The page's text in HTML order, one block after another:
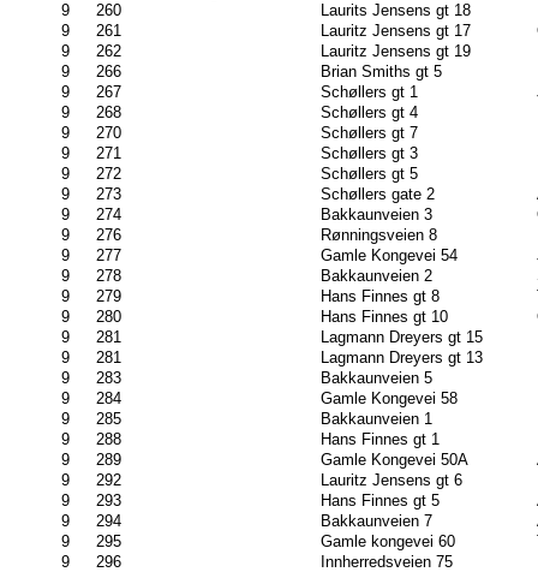
9
260 Laurits Jensens gt 18
9
261 Lauritz Jensens gt 17
9
262 Lauritz Jensens gt 19
9
266 Brian Smiths gt 5
9
267 Schøllers gt 1
9
268 Schøllers gt 4
9
270 Schøllers gt 7
9
271 Schøllers gt 3
9
272 Schøllers gt 5
9
273 Schøllers gate 2
9
274 Bakkaunveien 3
9
276 Rønningsveien 8
9
277 Gamle Kongevei 54
9
278 Bakkaunveien 2
9
279 Hans Finnes gt 8
9
280 Hans Finnes gt 10
9
281 Lagmann Dreyers gt 15
9
281 Lagmann Dreyers gt 13
9
283 Bakkaunveien 5
9
284 Gamle Kongevei 58
9
285 Bakkaunveien 1
9
288 Hans Finnes gt 1
9
289 Gamle Kongevei 50A
9
292 Lauritz Jensens gt 6
9
293 Hans Finnes gt 5
9
294 Bakkaunveien 7
9
295 Gamle kongevei 60
9
296 Innherredsveien 75